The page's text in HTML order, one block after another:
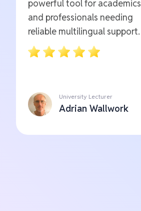
powerful tool for academics
and professionals needing
reliable multilingual support.
University Lecturer
Adrian Wallwork